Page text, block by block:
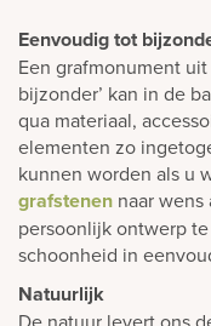
Eenvoudig tot
Een grafmonument
bijzonder’ kan in de
qua materiaal,
elementen zo
kunnen worden als u
grafstenen naar
persoonlijk ontwerp
schoonheid in
Natuurlijk
De natuur levert ons